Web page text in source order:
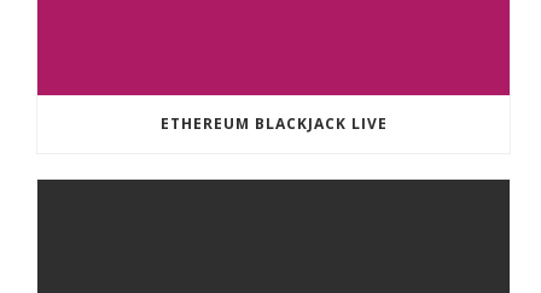
ETHEREUM BLACKJACK LIVE